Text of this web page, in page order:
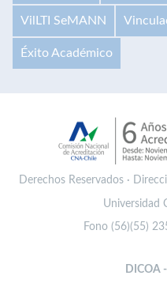
VilLTI SeMANN
Éxito Académico
Derechos Reservados ·
Universidad
Fono (56)(55)
DICOA